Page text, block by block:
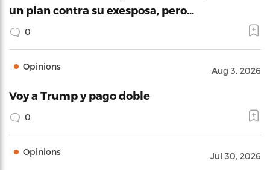
un plan contra su exesposa, pero…
0
Opinions Aug 3, 2026
Voy a Trump y pago doble
0
Opinions Jul 30, 2026